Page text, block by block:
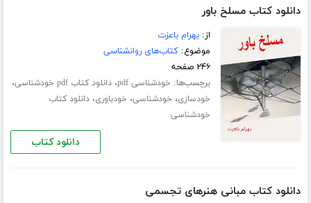
دانلود کتاب مسلخ باور
از:بهرام باعزت
موضوع:کتاب‌های روانشناسی
۲۴۶ صفحه
برچسب‌ها: خودشناسی pdf ،دانلود کتاب pdf خودشناسی ،
خودسازی، خودشناسی، خودباوری،دانلود کتاب
خودشناسی
دانلود کتاب
دانلود کتاب مبانی هنرهای تجسمی